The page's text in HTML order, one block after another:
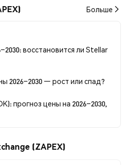
Больше
восстановится ли Stellar
2026–2030 — рост или спад?
прогноз цены на 2026–2030,
(ZAPEX)